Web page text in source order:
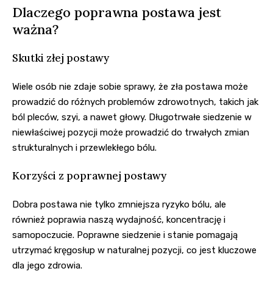
Dlaczego poprawna postawa jest
ważna?
Skutki złej postawy
Wiele osób nie zdaje sobie sprawy, że zła postawa może
prowadzić do różnych problemów zdrowotnych, takich jak
ból pleców, szyi, a nawet głowy. Długotrwałe siedzenie w
niewłaściwej pozycji może prowadzić do trwałych zmian
strukturalnych i przewlekłego bólu.
Korzyści z poprawnej postawy
Dobra postawa nie tylko zmniejsza ryzyko bólu, ale
również poprawia naszą wydajność, koncentrację i
samopoczucie. Poprawne siedzenie i stanie pomagają
utrzymać kręgosłup w naturalnej pozycji, co jest kluczowe
dla jego zdrowia.